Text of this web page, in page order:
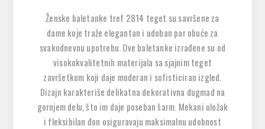
Ženske baletanke tref 2814 teget su savršene za
dame koje traže elegantan i udoban par obuće za
svakodnevnu upotrebu. Ove baletanke izrađene su od
visokokvalitetnih materijala sa sjajnim teget
završetkom koji daje moderan i sofisticiran izgled.
Dizajn karakteriše delikatna dekorativna dugmad na
gornjem delu, što im daje poseban šarm. Mekani uložak
i fleksibilan đon osiguravaju maksimalnu udobnost